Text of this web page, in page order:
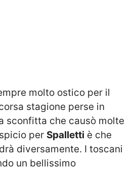
molto ostico per il
stagione perse in
sconfitta che causò molte
per Spalletti è che
diversamente. I toscani
un bellissimo